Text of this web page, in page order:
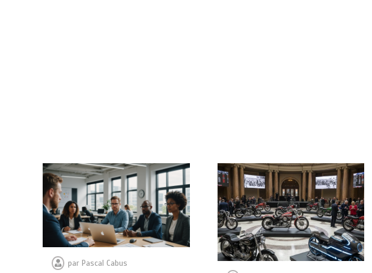
par Pascal Cabus